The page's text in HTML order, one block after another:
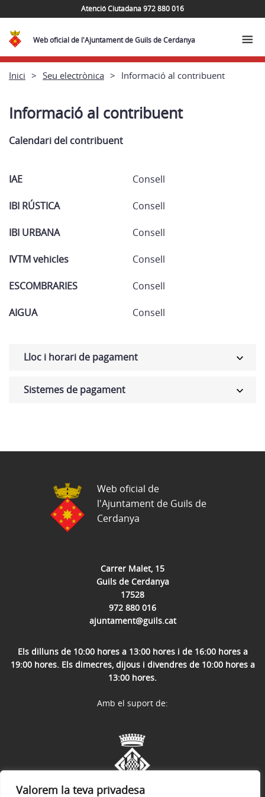
Valorem la teva privadesa
Atenció Ciutadana 972 880 016
Web oficial de l'Ajuntament de Guils de Cerdanya
Inici Seu electrònica Informació al contribuent
Informació al contribuent
Calendari del contribuent
IAE
IBI RÚSTICA
IBI URBANA
IVTM vehicles
ESCOMBRARIES
AIGUA
Consell
Consell
Consell
Consell
Consell
Consell
Lloc i horari de pagament
Sistemes de pagament
Carrer Malet, 15
Guils de Cerdanya
17528
972 880 016
ajuntament@guils.cat
Els dilluns de 10:00 hores a 13:00 hores i de 16:00 hores a
19:00 hores. Els dimecres, dijous i divendres de 10:00 hores a
13:00 hores.
Web oficial de
l'Ajuntament de Guils de
Cerdanya
Amb el suport de: